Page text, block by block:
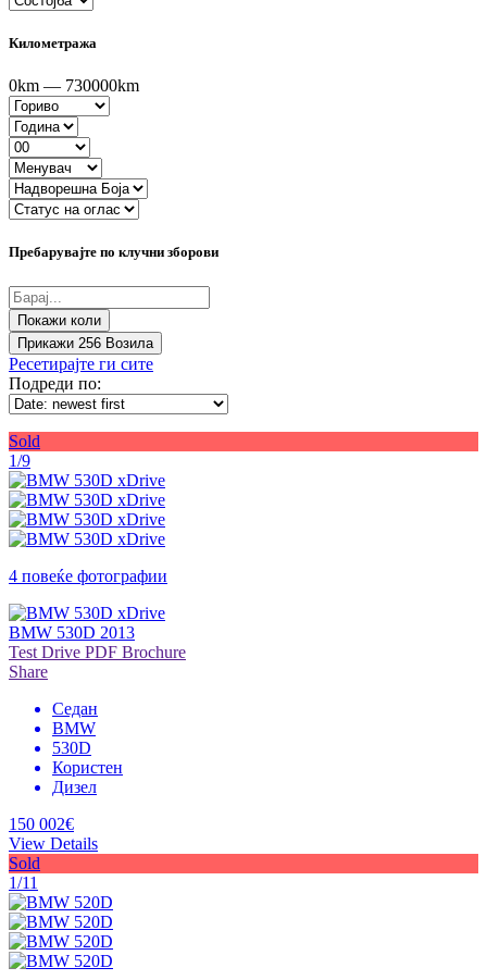
Километража
0km — 730000km
Пребарувајте по клучни зборови
Прикажи 256 Возила
Ресетирајте ги сите
Подреди по:
Sold
1/9
4 повеќе фотографии
BMW 530D 2013
Test Drive PDF Brochure
Share
Седан
BMW
530D
Користен
Дизел
150 002€
View Details
Sold
1/11